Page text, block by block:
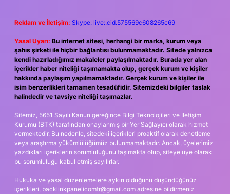
Reklam ve İletişim: Skype: live:.cid.575569c608265c69
Yasal Uyarı: Bu internet sitesi, herhangi bir marka, kurum veya
şahıs şirketi ile hiçbir bağlantısı bulunmamaktadır. Sitede yalnızca
kendi hazırladığımız makaleler paylaşılmaktadır. Burada yer alan
içerikler haber niteliği taşımamakta olup, gerçek kurum ve kişiler
hakkında paylaşım yapılmamaktadır. Gerçek kurum ve kişiler ile
isim benzerlikleri tamamen tesadüfidir. Sitemizdeki bilgiler taslak
halindedir ve tavsiye niteliği taşımazlar.
Sitemiz, 5651 Sayılı Kanun gereğince Bilgi Teknolojileri ve İletişim
Kurumu (BTK) tarafından onaylanmış bir Yer Sağlayıcı olarak hizmet
vermektedir. Bu nedenle, sitedeki içerikleri proaktif olarak denetleme
veya araştırma yükümlülüğümüz bulunmamaktadır. Ancak, üyelerimiz
yazdıkları içeriklerin sorumluluğunu taşımakta olup, siteye üye olarak
bu sorumluluğu kabul etmiş sayılırlar.
Hukuka ve yasal düzenlemelere aykırı olduğunu düşündüğünüz
içerikleri, backlinkpanelicomtr@gmail.com adresine bildirmeniz